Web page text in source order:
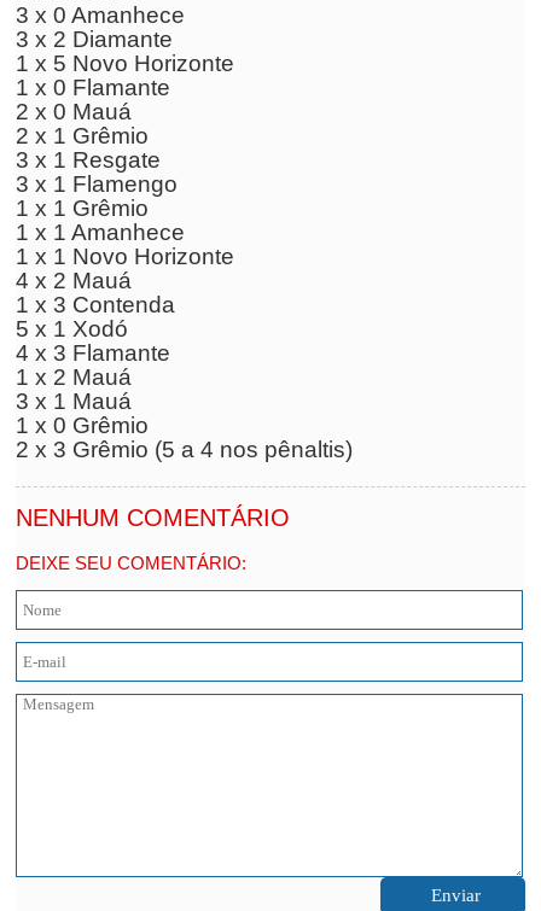
3 x 0 Amanhece
3 x 2 Diamante
1 x 5 Novo Horizonte
1 x 0 Flamante
2 x 0 Mauá
2 x 1 Grêmio
3 x 1 Resgate
3 x 1 Flamengo
1 x 1 Grêmio
1 x 1 Amanhece
1 x 1 Novo Horizonte
4 x 2 Mauá
1 x 3 Contenda
5 x 1 Xodó
4 x 3 Flamante
1 x 2 Mauá
3 x 1 Mauá
1 x 0 Grêmio
2 x 3 Grêmio (5 a 4 nos pênaltis)
NENHUM COMENTÁRIO
DEIXE SEU COMENTÁRIO: